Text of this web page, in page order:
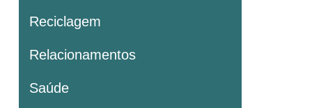
Reciclagem
Relacionamentos
Saúde